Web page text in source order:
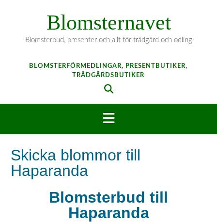
Blomsternavet
Blomsterbud, presenter och allt för trädgård och odling
BLOMSTERFÖRMEDLINGAR, PRESENTBUTIKER,
TRÄDGÅRDSBUTIKER
Skicka blommor till
Haparanda
Blomsterbud till
Haparanda